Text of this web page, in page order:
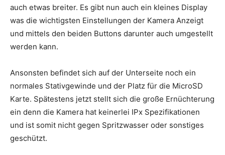
auch etwas breiter. Es gibt nun auch ein kleines Display
was die wichtigsten Einstellungen der Kamera Anzeigt
und mittels den beiden Buttons darunter auch umgestellt
werden kann.
Ansonsten befindet sich auf der Unterseite noch ein
normales Stativgewinde und der Platz für die MicroSD
Karte. Spätestens jetzt stellt sich die große Ernüchterung
ein denn die Kamera hat keinerlei IPx Spezifikationen
und ist somit nicht gegen Spritzwasser oder sonstiges
geschützt.